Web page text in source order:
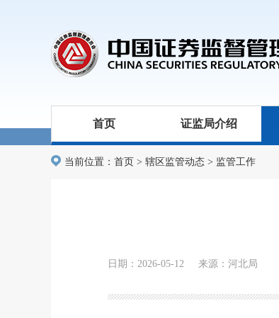
首页 证监局介绍
当前位置： 首页 > 辖区监管动态 > 监管工作
日期：2026-05-12 来源：河北局